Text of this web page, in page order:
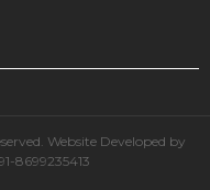
Website Developed by
8699235413